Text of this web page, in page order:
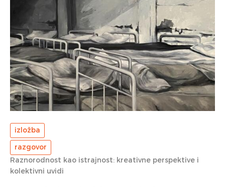
izložba
razgovor
Raznorodnost kao istrajnost: kreativne perspektive i
kolektivni uvidi